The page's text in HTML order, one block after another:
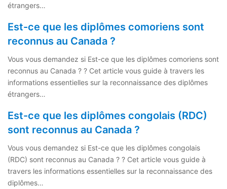
étrangers…
Est-ce que les diplômes comoriens sont
reconnus au Canada ?
Vous vous demandez si Est-ce que les diplômes comoriens sont
reconnus au Canada ? ? Cet article vous guide à travers les
informations essentielles sur la reconnaissance des diplômes
étrangers…
Est-ce que les diplômes congolais (RDC)
sont reconnus au Canada ?
Vous vous demandez si Est-ce que les diplômes congolais
(RDC) sont reconnus au Canada ? ? Cet article vous guide à
travers les informations essentielles sur la reconnaissance des
diplômes…